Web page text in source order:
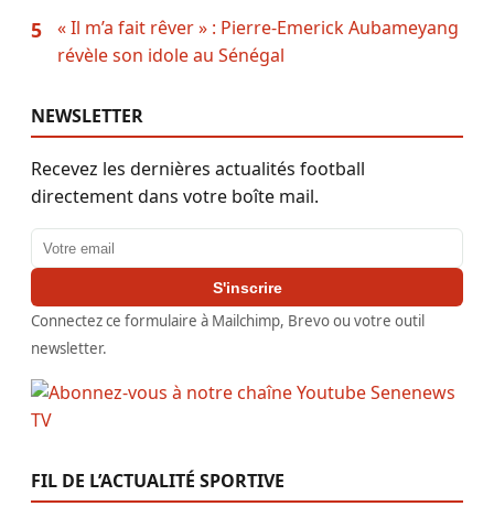
5
« Il m’a fait rêver » : Pierre-Emerick Aubameyang
révèle son idole au Sénégal
NEWSLETTER
Recevez les dernières actualités football
directement dans votre boîte mail.
Adresse email
S'inscrire
Connectez ce formulaire à Mailchimp, Brevo ou votre outil
newsletter.
FIL DE L’ACTUALITÉ SPORTIVE